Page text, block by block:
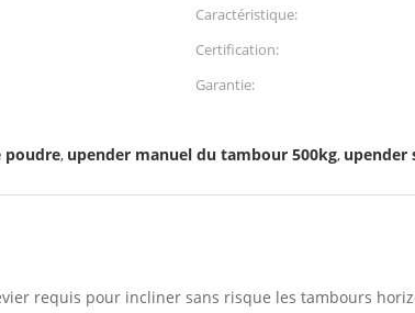
Caractéristique:
Certification:
Garantie:
poudre, upender manuel du tambour 500kg, upender
requis pour incliner sans risque les tambours